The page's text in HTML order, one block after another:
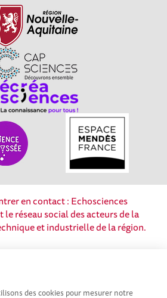
des cookies pour mesurer notre
en contact : Echosciences
réseau social des acteurs de la
et industrielle de la région.